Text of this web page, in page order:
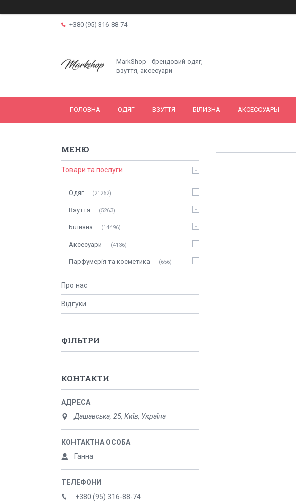
+380 (95) 316-88-74
MarkShop - брендовий одяг,
взуття, аксесуари
ГОЛОВНА ОДЯГ ВЗУТТЯ БІЛИЗНА АКСЕССУАРЫ
Товари та послуги
Одяг 21262
Взуття 5263
Білизна 14496
Аксесуари 4136
Парфумерія та косметика 656
Про нас
Відгуки
ФІЛЬТРИ
КОНТАКТИ
Дашавська, 25, Київ, Україна
Ганна
+380 (95) 316-88-74